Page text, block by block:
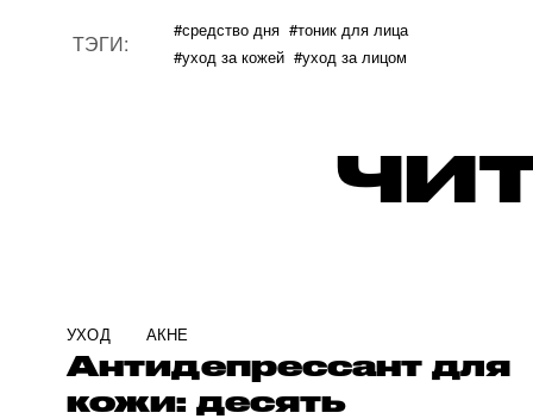
ТЭГИ: #средство дня #тоник для лица
#уход за кожей #уход за лицом
УХОД АКНЕ
Антидепрессант для
кожи: десять